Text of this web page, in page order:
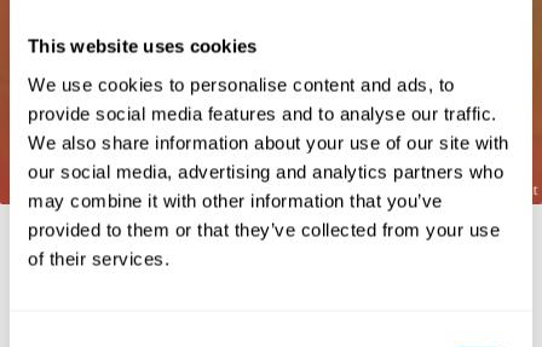
This website uses cookies
We use cookies to personalise content and ads, to
provide social media features and to analyse our traffic.
We also share information about your use of our site with
our social media, advertising and analytics partners who
may combine it with other information that you’ve
provided to them or that they’ve collected from your use
of their services.
Références